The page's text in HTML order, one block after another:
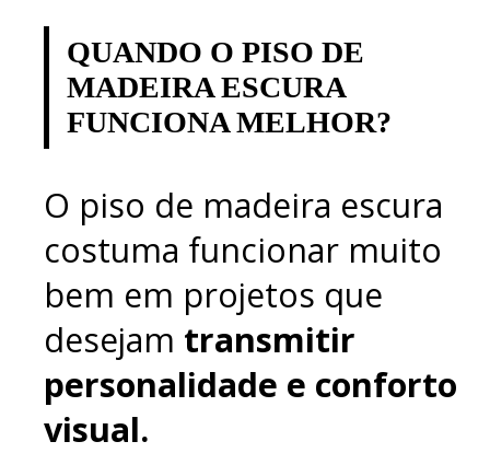
QUANDO O PISO DE
MADEIRA ESCURA
FUNCIONA MELHOR?
O piso de madeira escura
costuma funcionar muito
bem em projetos que
desejam transmitir
personalidade e conforto
visual.